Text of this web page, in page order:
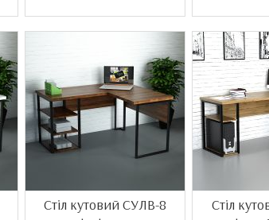
Стіл кутовий СУЛВ-8
Стіл